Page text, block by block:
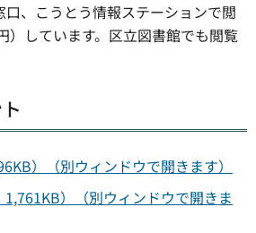
口、こうとう情報ステーションで閲
）しています。区立図書館でも閲覧
）（別ウィンドウで開きます）
）（別ウィンドウで開きま